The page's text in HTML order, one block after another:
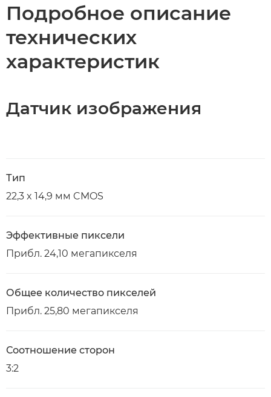
Подробное описание
технических
характеристик
Датчик изображения
Тип
22,3 x 14,9 мм CMOS
Эффективные пиксели
Прибл. 24,10 мегапикселя
Общее количество пикселей
Прибл. 25,80 мегапикселя
Соотношение сторон
3:2